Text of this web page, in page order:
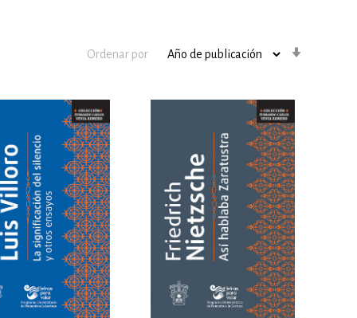
DERECHO
TEMAS AFINES
Ordenar por